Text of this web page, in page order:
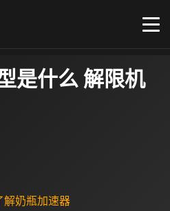
是什么 解限机
奶瓶加速器